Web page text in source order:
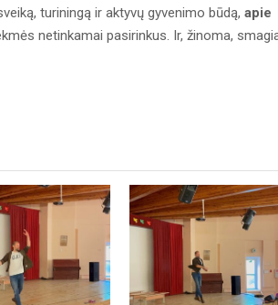
turiningą ir aktyvų gyvenimo būdą, apie
netinkamai pasirinkus. Ir, žinoma,